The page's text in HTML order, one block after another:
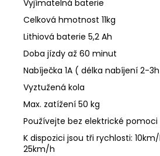
Vyjímatelná baterie
Celková hmotnost 11kg
Lithiová baterie 5,2 Ah
Doba jízdy až 60 minut
Nabíječka 1A ( délka nabíjení 2-
Vyztužená kola
Max. zatížení 50 kg
Používejte bez elektrické
K dispozici jsou tři rychlosti:
25km/h